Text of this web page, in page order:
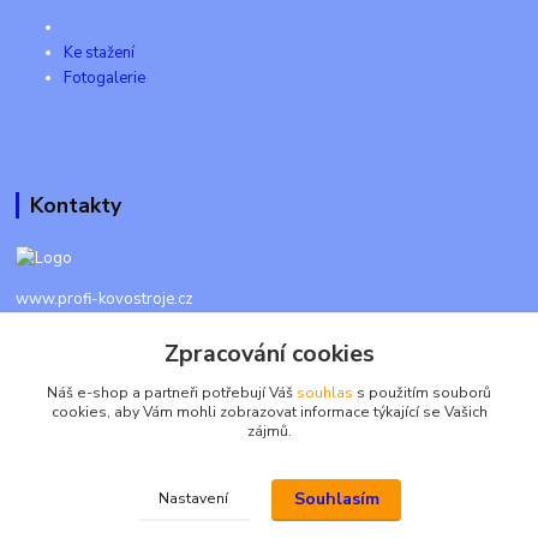
Ke stažení
Fotogalerie
Kontakty
www.profi-kovostroje.cz
+420 605 017 866
Každý den 8 - 20 hod - SMS kdykoliv
Zpracování cookies
Náš e-shop a partneři potřebují Váš souhlas s použitím souborů
cookies, aby Vám mohli zobrazovat informace týkající se Vašich
zájmů.
Nastavení Souhlasím